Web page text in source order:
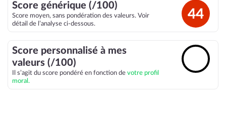
Score générique (/100)
Score moyen, sans pondération des valeurs. Voir
détail de l’analyse ci-dessous.
44
Score personnalisé à mes
valeurs (/100)
Il s’agit du score pondéré en fonction de votre profil
moral.